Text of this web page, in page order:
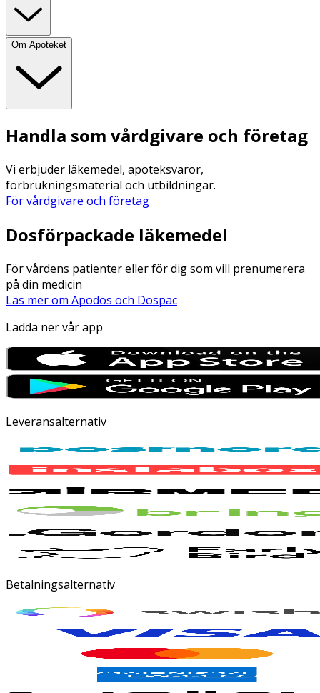
Om Apoteket
Handla som vårdgivare och företag
Vi erbjuder läkemedel, apoteksvaror,
förbrukningsmaterial och utbildningar.
För vårdgivare och företag
Dosförpackade läkemedel
För vårdens patienter eller för dig som vill prenumerera
på din medicin
Läs mer om Apodos och Dospac
Ladda ner vår app
Leveransalternativ
Betalningsalternativ